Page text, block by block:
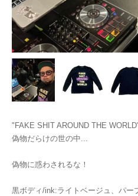
"FAKE SHIT AROUND THE
偽物だらけの世の中...
偽物に惑わされるな！
黒ボディ/ink:ライトベージュ、パー